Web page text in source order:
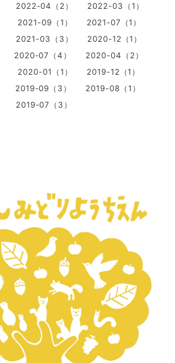
2022-04（2）
2022-03（1）
2021-09（1）
2021-07（1）
2021-03（3）
2020-12（1）
2020-07（4）
2020-04（2）
2020-01（1）
2019-12（1）
2019-09（3）
2019-08（1）
2019-07（3）